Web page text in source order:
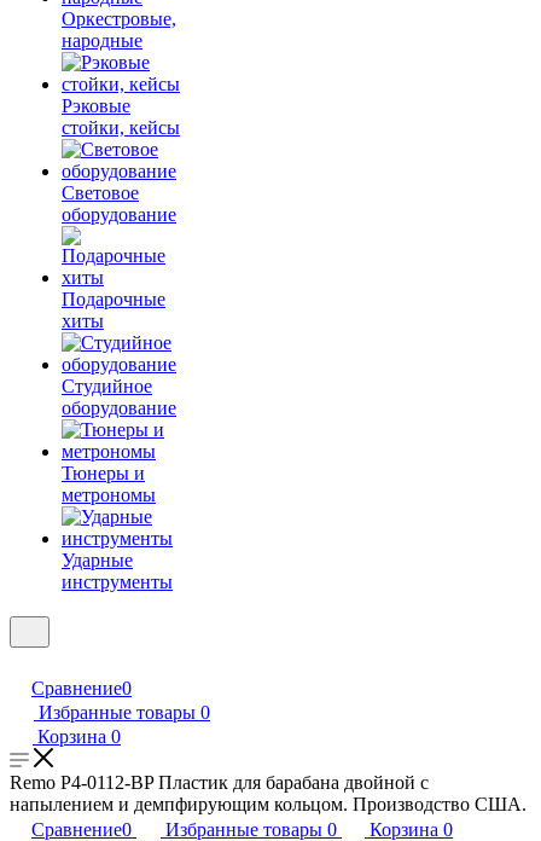
Оркестровые,
народные
Рэковые
стойки, кейсы
Световое
оборудование
Подарочные
хиты
Студийное
оборудование
Тюнеры и
метрономы
Ударные
инструменты
Сравнение0
Избранные товары 0
Корзина 0
Remo P4-0112-BP Пластик для барабана двойной с
напылением и демпфирующим кольцом. Производство США.
Сравнение0 Избранные товары 0 Корзина 0